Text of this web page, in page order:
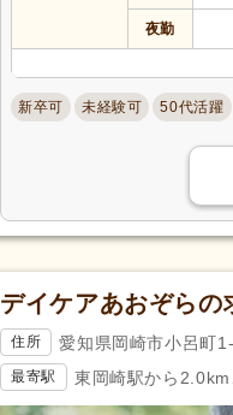
認知症介
医師(331)
診療放射
公認心理
児童発達
幼稚園教
放課後児
ネイルサ
夜勤
新卒可 未経験可 50代活躍
デイケアあおぞらの
住所 愛知県岡崎市小呂町
最寄駅 東岡崎駅から